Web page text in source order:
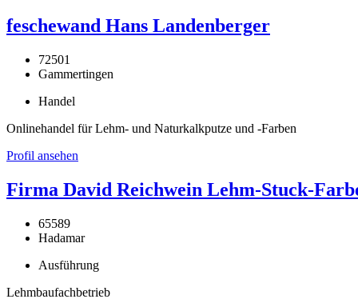
feschewand Hans Landenberger
72501
Gammertingen
Handel
Onlinehandel für Lehm- und Naturkalkputze und -Farben
Profil ansehen
Firma David Reichwein Lehm-Stuck-
65589
Hadamar
Ausführung
Lehmbaufachbetrieb